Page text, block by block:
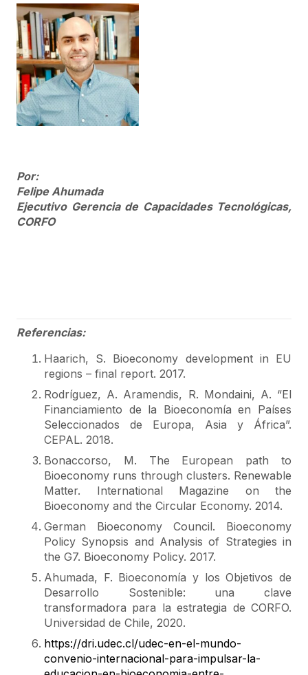
Por:
Felipe Ahumada
Ejecutivo Gerencia de Capacidades Tecnológicas,
CORFO
Referencias:
Haarich, S. Bioeconomy development in EU
regions – final report. 2017.
Rodríguez, A. Aramendis, R. Mondaini, A. “El
Financiamiento de la Bioeconomía en Países
Seleccionados de Europa, Asia y África”.
CEPAL. 2018.
Bonaccorso, M. The European path to
Bioeconomy runs through clusters. Renewable
Matter. International Magazine on the
Bioeconomy and the Circular Economy. 2014.
German Bioeconomy Council. Bioeconomy
Policy Synopsis and Analysis of Strategies in
the G7. Bioeconomy Policy. 2017.
Ahumada, F. Bioeconomía y los Objetivos de
Desarrollo Sostenible: una clave
transformadora para la estrategia de CORFO.
Universidad de Chile, 2020.
https://dri.udec.cl/udec-en-el-mundo-
convenio-internacional-para-impulsar-la-